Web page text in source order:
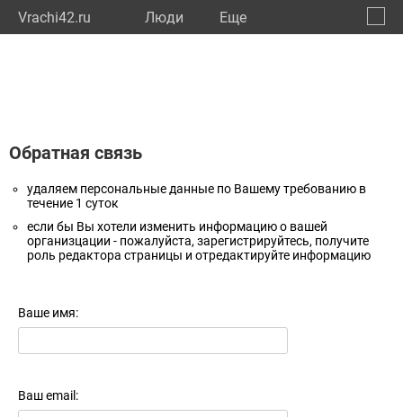
Vrachi42.ru Люди Eще
Обратная связь
удаляем персональные данные по Вашему требованию в
течение 1 суток
если бы Вы хотели изменить информацию о вашей
организцации - пожалуйста, зарегистрируйтесь, получите
роль редактора страницы и отредактируйте информацию
Ваше имя:
Ваш email: